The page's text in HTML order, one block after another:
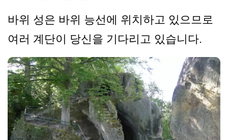
바위 성은 바위 능선에 위치하고 있으므로
여러 계단이 당신을 기다리고 있습니다.